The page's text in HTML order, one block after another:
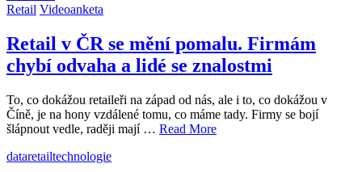
Retail Videoanketa
Retail v ČR se mění pomalu. Firmám
chybí odvaha a lidé se znalostmi
To, co dokážou retaileři na západ od nás, ale i to, co dokážou v
Číně, je na hony vzdálené tomu, co máme tady. Firmy se bojí
šlápnout vedle, raději mají … Read More
dataretailtechnologie